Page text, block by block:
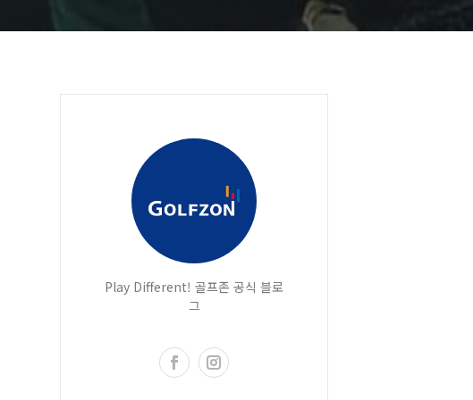
Play Different! 골프존 공식 블로
그